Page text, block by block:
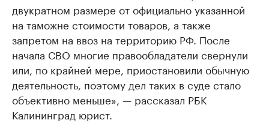
двукратном размере от официально указанной
на таможне стоимости товаров, а также
запретом на ввоз на территорию РФ. После
начала СВО многие правообладатели свернули
или, по крайней мере, приостановили обычную
деятельность, поэтому дел таких в суде стало
объективно меньше», — рассказал РБК
Калининград юрист.